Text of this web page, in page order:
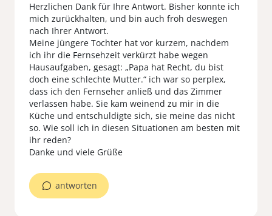
Herzlichen Dank für Ihre Antwort. Bisher konnte ich
mich zurückhalten, und bin auch froh deswegen
nach Ihrer Antwort.
Meine jüngere Tochter hat vor kurzem, nachdem
ich ihr die Fernsehzeit verkürzt habe wegen
Hausaufgaben, gesagt: „Papa hat Recht, du bist
doch eine schlechte Mutter.“ ich war so perplex,
dass ich den Fernseher anließ und das Zimmer
verlassen habe. Sie kam weinend zu mir in die
Küche und entschuldigte sich, sie meine das nicht
so. Wie soll ich in diesen Situationen am besten mit
ihr reden?
Danke und viele Grüße
antworten